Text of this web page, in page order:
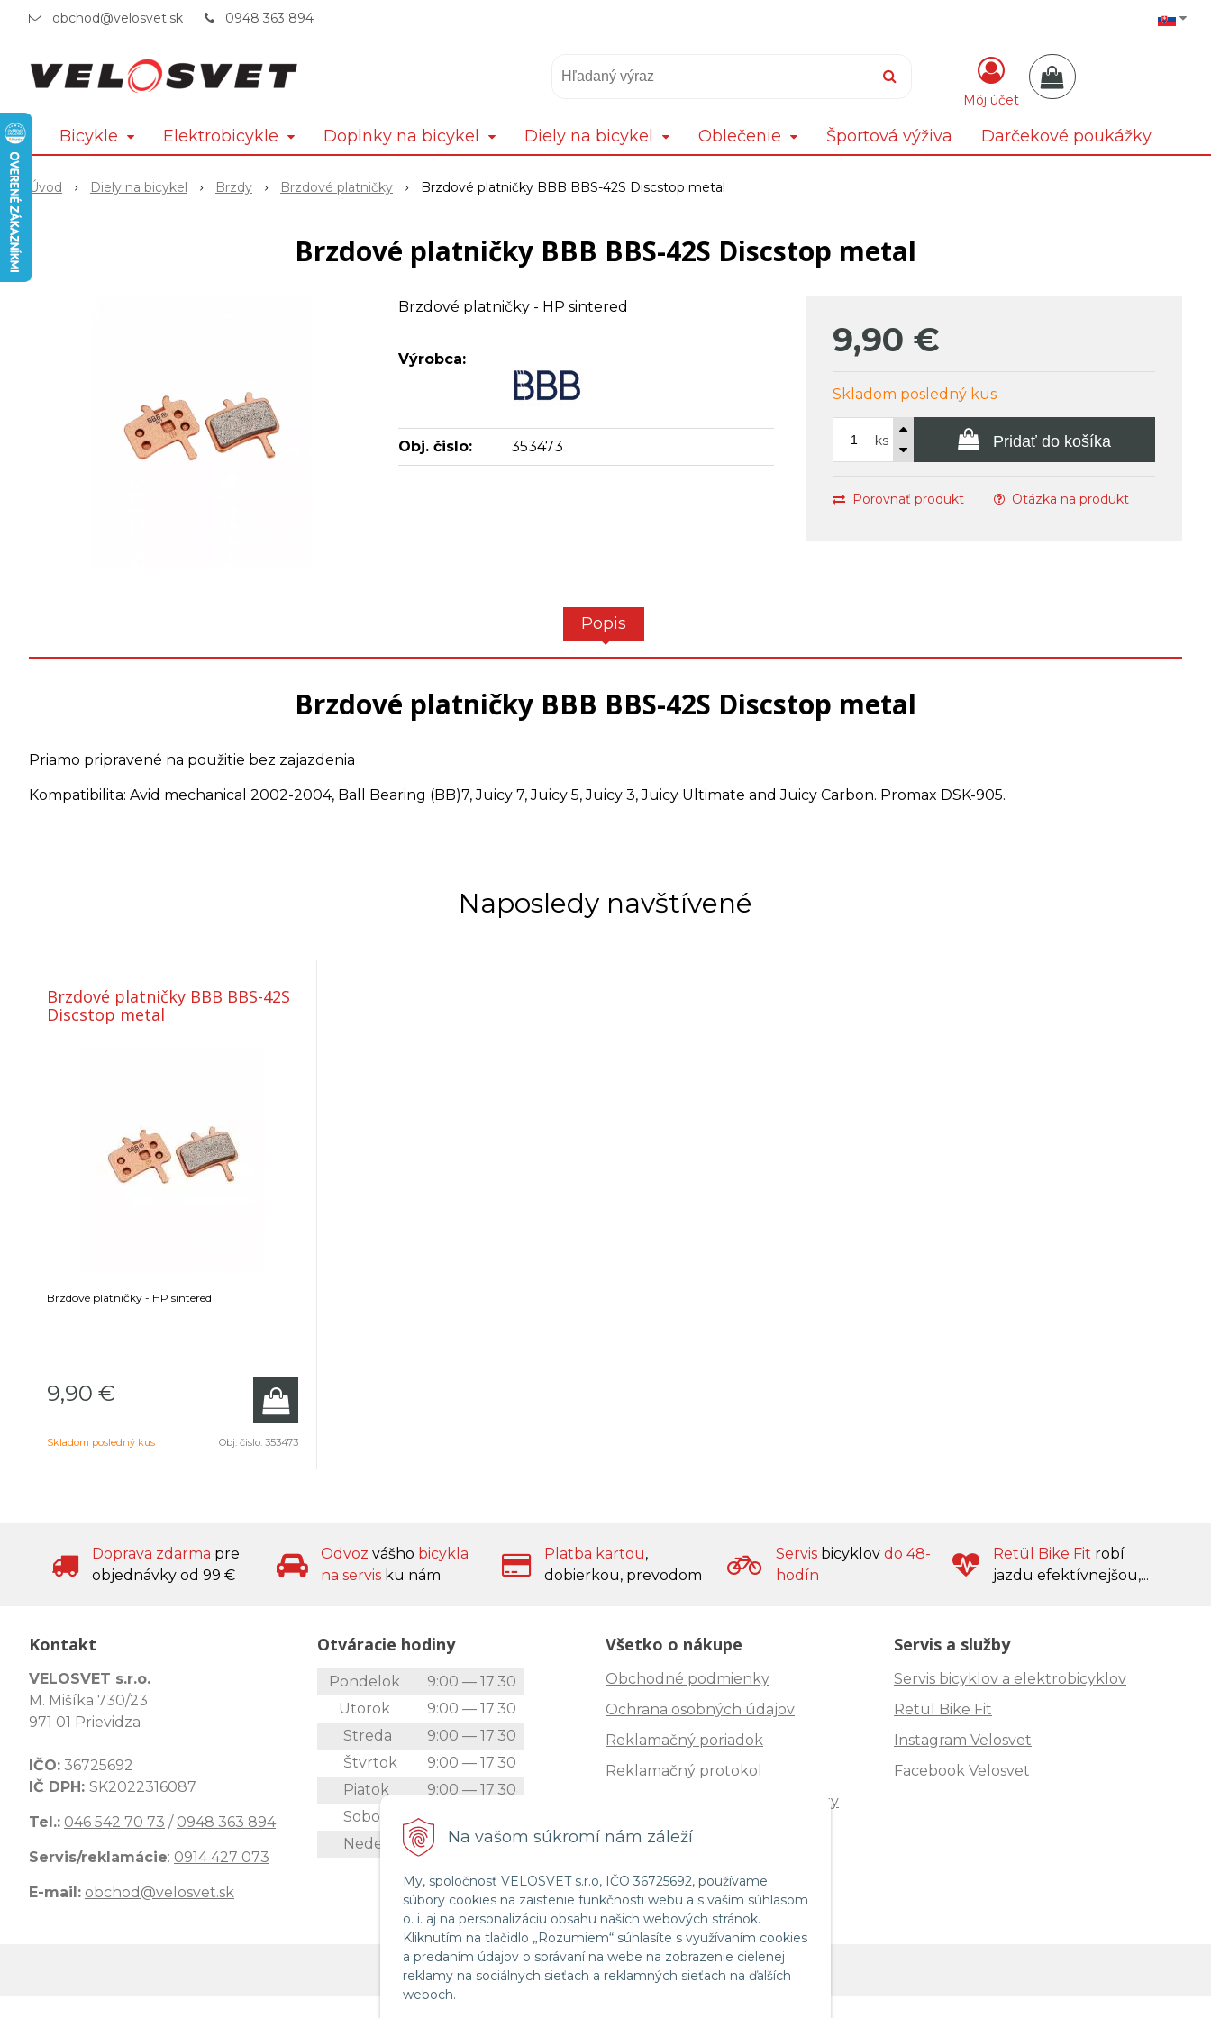
Na vašom súkromí nám záleží
My, spoločnosť VELOSVET s.r.o, IČO 36725692, používame
súbory cookies na zaistenie funkčnosti webu a s vaším súhlasom
o. i. aj na personalizáciu obsahu našich webových stránok.
Kliknutím na tlačidlo „Rozumiem“ súhlasíte s využívaním cookies
a predaním údajov o správaní na webe na zobrazenie cielenej
reklamy na sociálnych sieťach a reklamných sieťach na ďalších
weboch.
obchod@velosvet.sk 0948 363 894
Môj účet
Bicykle Elektrobicykle Doplnky na bicykel Diely na bicykel Oblečenie Športová výživa Darčekové poukážky
Úvod Diely na bicykel Brzdy Brzdové platničky Brzdové platničky BBB BBS-42S Discstop metal
Brzdové platničky BBB BBS-42S Discstop metal
9,90 €
Skladom posledný kus
ks Pridať do košíka
Porovnať produkt Otázka na produkt
Brzdové platničky - HP sintered
Výrobca:
Obj. čislo: 353473
Popis
Brzdové platničky BBB BBS-42S Discstop metal
Priamo pripravené na použitie bez zajazdenia
Kompatibilita: Avid mechanical 2002-2004, Ball Bearing (BB)7, Juicy 7, Juicy 5, Juicy 3, Juicy Ultimate and Juicy Carbon. Promax DSK-905.
Naposledy navštívené
Brzdové platničky BBB BBS-42S
Discstop metal
Brzdové platničky - HP sintered
9,90 €
Skladom posledný kus Obj. čislo: 353473
Doprava zdarma pre
objednávky od 99 €
Odvoz vášho bicykla
na servis ku nám
Platba kartou,
dobierkou, prevodom
Servis bicyklov do 48-
hodín
Retül Bike Fit robí
jazdu efektívnejšou,...
Kontakt
VELOSVET s.r.o.
M. Mišíka 730/23
971 01 Prievidza
IČO: 36725692
IČ DPH: SK2022316087
Tel.: 046 542 70 73 / 0948 363 894
Servis/reklamácie: 0914 427 073
E-mail: obchod@velosvet.sk
Otváracie hodiny
Pondelok
9:00 — 17:30
Utorok
9:00 — 17:30
Streda
9:00 — 17:30
Štvrtok
9:00 — 17:30
Piatok
9:00 — 17:30
Sobota
9:00 — 12:00
Nedeľa
Zatvorené
Všetko o nákupe
Obchodné podmienky
Ochrana osobných údajov
Reklamačný poriadok
Reklamačný protokol
Zrušenie (STORNO) objednávky
Doprava
Štatút súťaže "Vianoce 2025"
Servis a služby
Servis bicyklov a elektrobicyklov
Retül Bike Fit
Instagram Velosvet
Facebook Velosvet
© 2026 Velosvet •NextShop&e-shop Pohoda ConnectorbyNextCom s.r.o.